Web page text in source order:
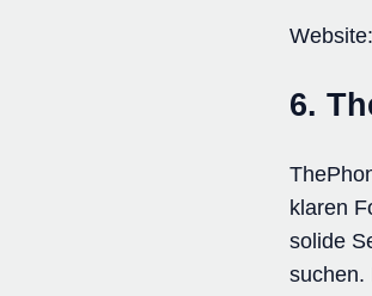
6.
klaren
solide
suchen.